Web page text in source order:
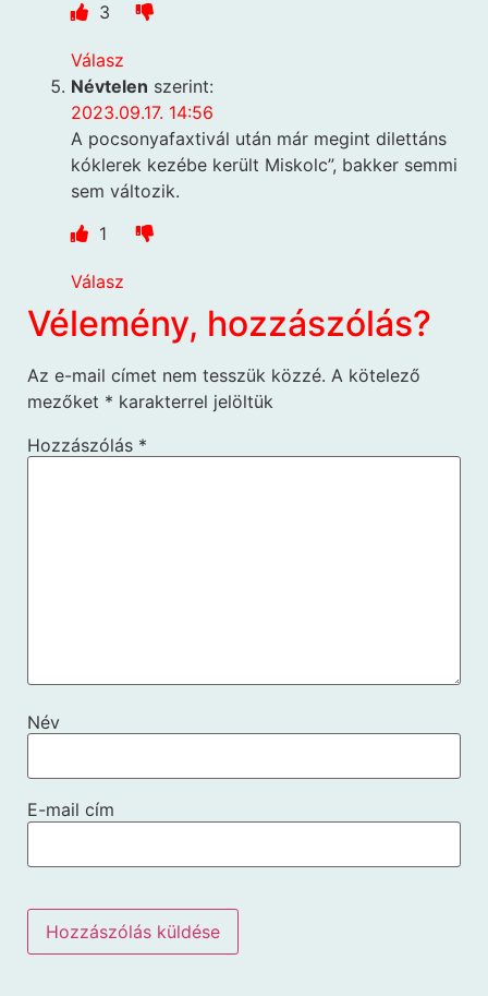
3
Válasz
Névtelen szerint:
2023.09.17. 14:56
A pocsonyafaxtivál után már megint dilettáns
kóklerek kezébe került Miskolc”, bakker semmi
sem változik.
1
Válasz
Vélemény, hozzászólás?
Az e-mail címet nem tesszük közzé. A kötelező
mezőket * karakterrel jelöltük
Hozzászólás *
Név
E-mail cím